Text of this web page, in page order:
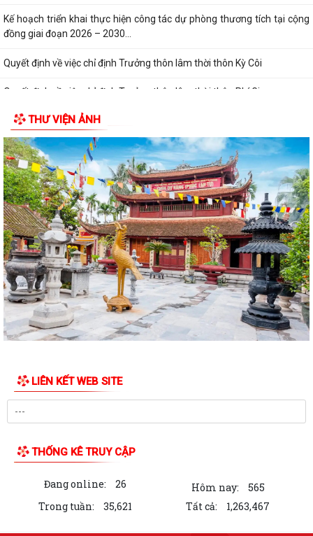
Kế hoạch triển khai thực hiện công tác dự phòng thương tích tại cộng
đồng giai đoạn 2026 – 2030...
Quyết định về việc chỉ định Trưởng thôn lâm thời thôn Kỳ Côi
Quyết định về việc chỉ định Trưởng thôn lâm thời thôn Phí Gia
Quyết định về việc rút ngắn nhiệm kỳ hoạt động của Trưởng thôn
Quyết định về việc kéo dài nhiệm kỳ hoạt động của Trưởng thôn
Quyết định về việc thành lập Tổ công tác hỗ trợ công tác đo đạc, lập
bản đồ địa chính, lập hồ sơ...
Về việc thực hiện tháng cao điểm rà soát hồ sơ để thực hiện đo đạc, lập
bản đồ địa chính và hoàn...
Xã Kim Thành tổ chức Đại hội thành viên Hợp tác xã dịch vụ nông
nghiệp Kim Thành lần thứ nhất,...
QUY TRÌNH KẾT NẠP ĐẢNG VIÊN THEO HƯỚNG DẪN SỐ 01-HD/TW
NGÀY 19/5/2026 CỦA BAN BÍ THƯ
Kế hoạch tổ chức hội nghị đối thoại trực tiếp của đồng chí Phó Bí thư
Đảng ủy, Chủ tịch UBND xã với...
khả năng nhân rộng sáng kiến xã...
Kế hoạch triển khai thực hiện Chiến dịch 100 ngày tạo lập, cập nhật Sổ
sức khỏe điện tử trên ứng...
THƯ VIỆN ẢNH
LIÊN KẾT WEB SITE
THỐNG KÊ TRUY CẬP
Đang online: 26 Hôm nay:
565
Trong tuần:
35,621 Tất cả: 1,263,467